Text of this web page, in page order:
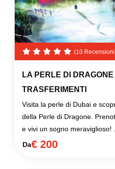
(10
LA PERLE DI DRAGONE
TRASFERIMENTI
Visita la perle di Dubai e
della Perle di Dragone.
e vivi un sogno meraviglioso! ...
Da€ 200